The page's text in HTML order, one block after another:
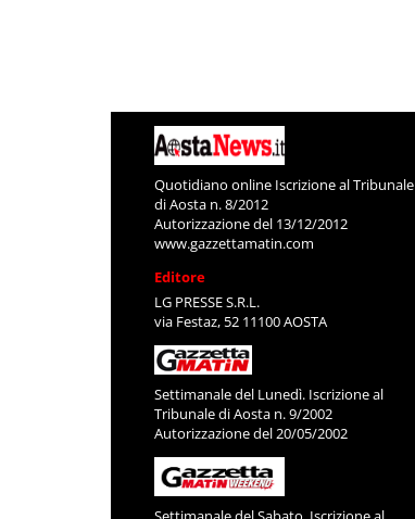
Quotidiano online Iscrizione al Tribunale
di Aosta n. 8/2012
Autorizzazione del 13/12/2012
www.gazzettamatin.com
Editore
LG PRESSE S.R.L.
via Festaz, 52 11100 AOSTA
Settimanale del Lunedì. Iscrizione al
Tribunale di Aosta n. 9/2002
Autorizzazione del 20/05/2002